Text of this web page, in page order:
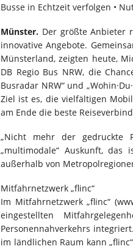
Busse in Echtzeit verfolgen •
Münster. Der größte Anbieter
innovative Angebote.
Münsterland, zeigten heute,
DB Regio Bus NRW, die
Busradar NRW“ und
Ziel ist es, die vielfältigen
am Ende die beste
„Nicht mehr der gedruckte
„multimodale“ Auskunft,
außerhalb von
Mitfahrnetzwerk „flinc“
Im Mitfahrnetzwerk „flinc“
eingestellten
Personennahverkehrs
im ländlichen Raum kann